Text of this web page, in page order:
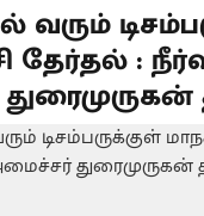
வரும்
தேர்தல் :